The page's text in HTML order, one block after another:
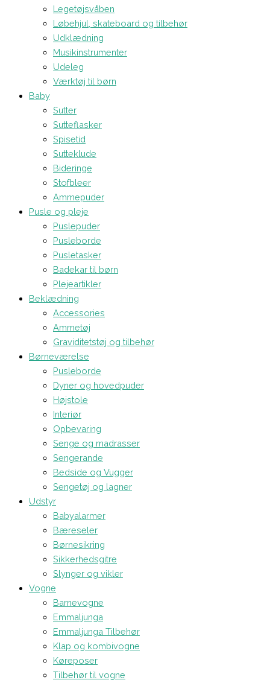
Legetøjsvåben
Løbehjul, skateboard og tilbehør
Udklædning
Musikinstrumenter
Udeleg
Værktøj til børn
Baby
Sutter
Sutteflasker
Spisetid
Sutteklude
Bideringe
Stofbleer
Ammepuder
Pusle og pleje
Puslepuder
Pusleborde
Pusletasker
Badekar til børn
Plejeartikler
Beklædning
Accessories
Ammetøj
Graviditetstøj og tilbehør
Børneværelse
Pusleborde
Dyner og hovedpuder
Højstole
Interiør
Opbevaring
Senge og madrasser
Sengerande
Bedside og Vugger
Sengetøj og lagner
Udstyr
Babyalarmer
Bæreseler
Børnesikring
Sikkerhedsgitre
Slynger og vikler
Vogne
Barnevogne
Emmaljunga
Emmaljunga Tilbehør
Klap og kombivogne
Køreposer
Tilbehør til vogne